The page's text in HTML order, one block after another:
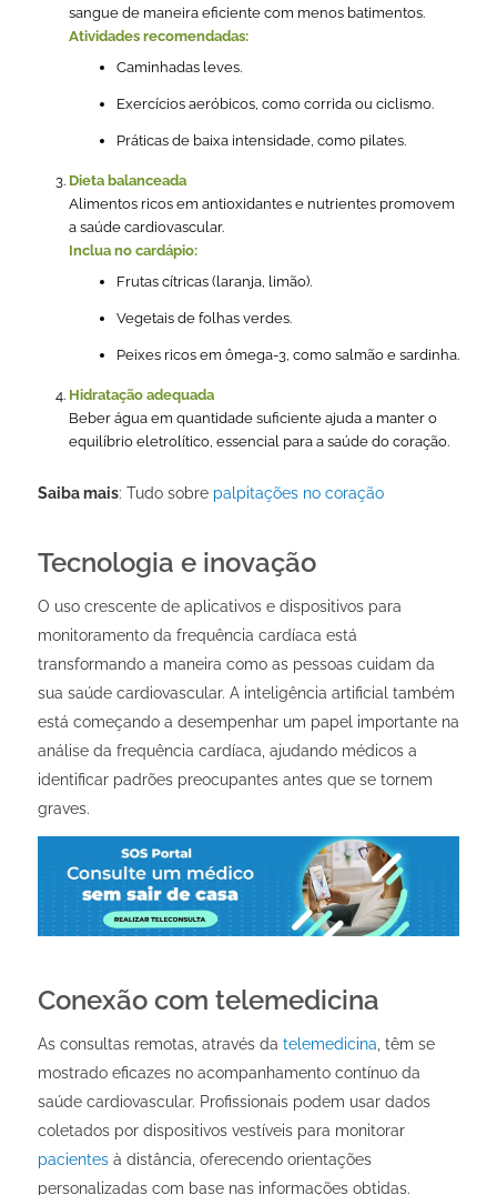
sangue de maneira eficiente com menos batimentos.
Atividades recomendadas:
Caminhadas leves.
Exercícios aeróbicos, como corrida ou ciclismo.
Práticas de baixa intensidade, como pilates.
Dieta balanceada
Alimentos ricos em antioxidantes e nutrientes promovem
a saúde cardiovascular.
Inclua no cardápio:
Frutas cítricas (laranja, limão).
Vegetais de folhas verdes.
Peixes ricos em ômega-3, como salmão e sardinha.
Hidratação adequada
Beber água em quantidade suficiente ajuda a manter o
equilíbrio eletrolítico, essencial para a saúde do coração.
Saiba mais: Tudo sobre palpitações no coração
Tecnologia e inovação
O uso crescente de aplicativos e dispositivos para
monitoramento da frequência cardíaca está
transformando a maneira como as pessoas cuidam da
sua saúde cardiovascular. A inteligência artificial também
está começando a desempenhar um papel importante na
análise da frequência cardíaca, ajudando médicos a
identificar padrões preocupantes antes que se tornem
graves.
Conexão com telemedicina
As consultas remotas, através da telemedicina , têm se
mostrado eficazes no acompanhamento contínuo da
saúde cardiovascular. Profissionais podem usar dados
coletados por dispositivos vestíveis para monitorar
pacientesà distância, oferecendo orientações
personalizadas com base nas informações obtidas.